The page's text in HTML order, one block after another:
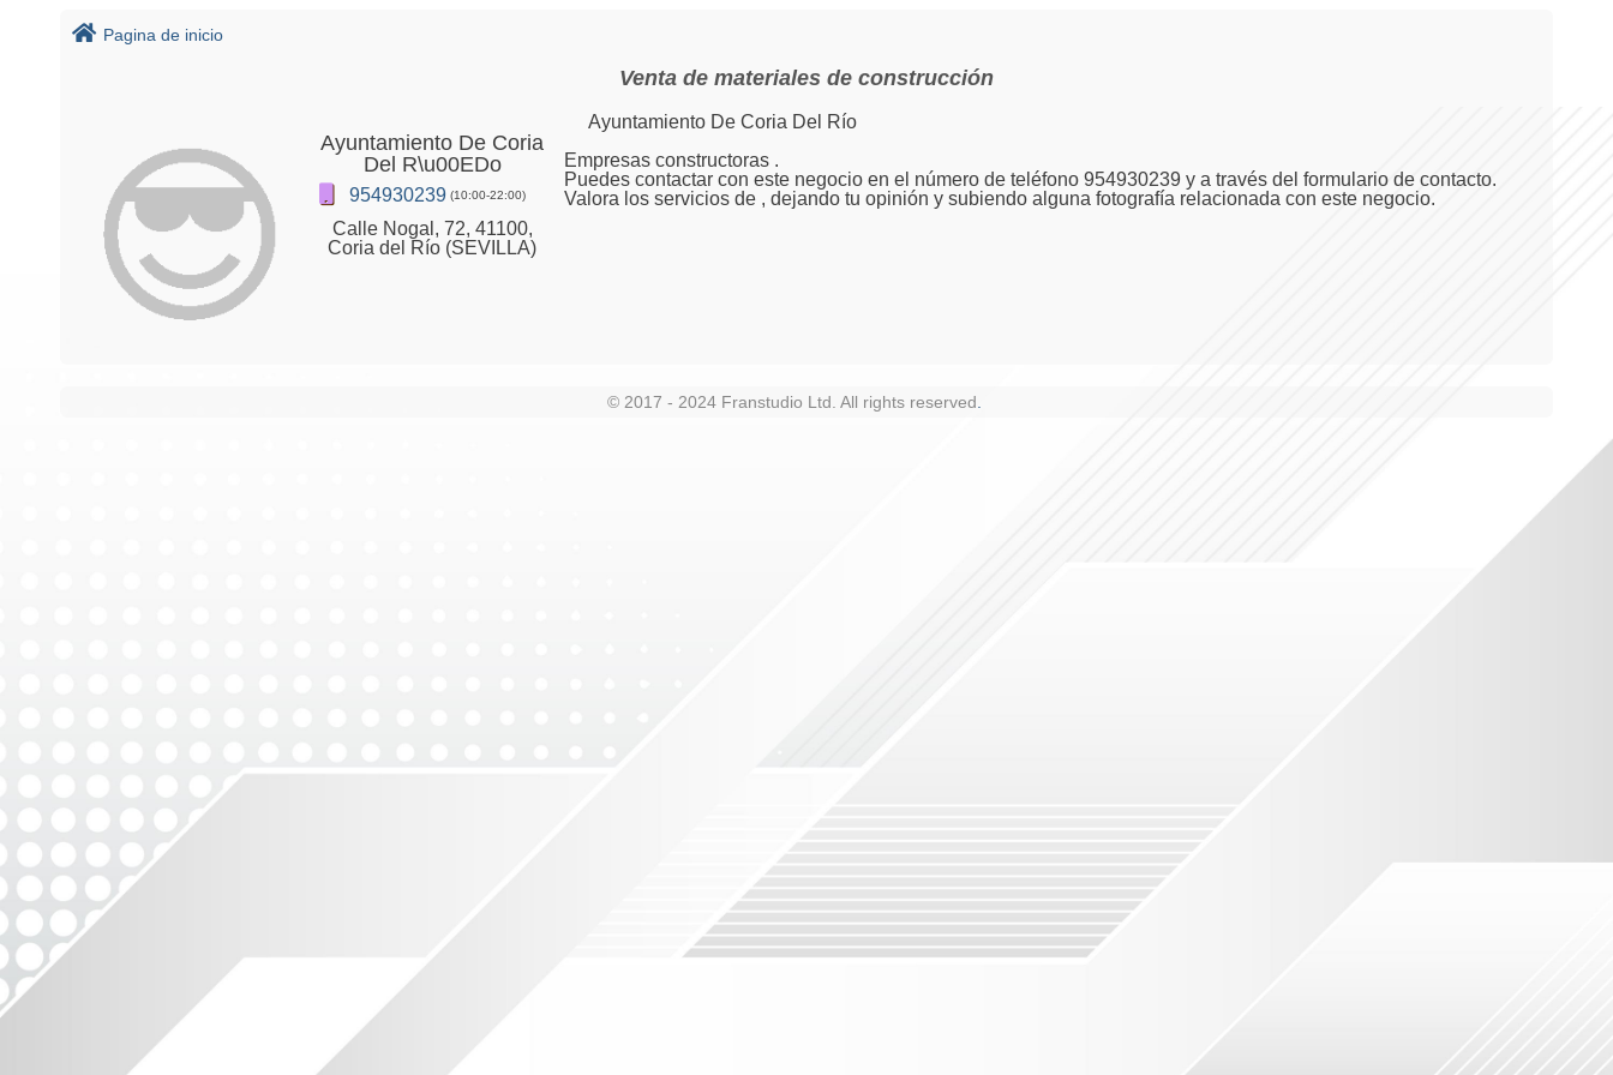
Pagina de inicio
Venta de materiales de construcción
Ayuntamiento De Coria
Del R\u00EDo
954930239 (10:00-22:00)
Calle Nogal, 72, 41100,
Coria del Río (SEVILLA)
Ayuntamiento De Coria Del Río
Empresas constructoras .
Puedes contactar con este negocio en el número de teléfono 954930239 y a través del formulario de contacto.
Valora los servicios de , dejando tu opinión y subiendo alguna fotografía relacionada con este negocio.
© 2017 - 2024 Franstudio Ltd. All rights reserved